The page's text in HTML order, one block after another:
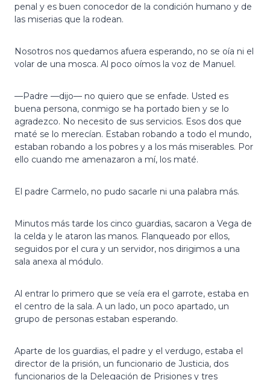
penal y es buen conocedor de la condición humano y de
las miserias que la rodean.
Nosotros nos quedamos afuera esperando, no se oía ni el
volar de una mosca. Al poco oímos la voz de Manuel.
—Padre —dijo— no quiero que se enfade. Usted es
buena persona, conmigo se ha portado bien y se lo
agradezco. No necesito de sus servicios. Esos dos que
maté se lo merecían. Estaban robando a todo el mundo,
estaban robando a los pobres y a los más miserables. Por
ello cuando me amenazaron a mí, los maté.
El padre Carmelo, no pudo sacarle ni una palabra más.
Minutos más tarde los cinco guardias, sacaron a Vega de
la celda y le ataron las manos. Flanqueado por ellos,
seguidos por el cura y un servidor, nos dirigimos a una
sala anexa al módulo.
Al entrar lo primero que se veía era el garrote, estaba en
el centro de la sala. A un lado, un poco apartado, un
grupo de personas estaban esperando.
Aparte de los guardias, el padre y el verdugo, estaba el
director de la prisión, un funcionario de Justicia, dos
funcionarios de la Delegación de Prisiones y tres